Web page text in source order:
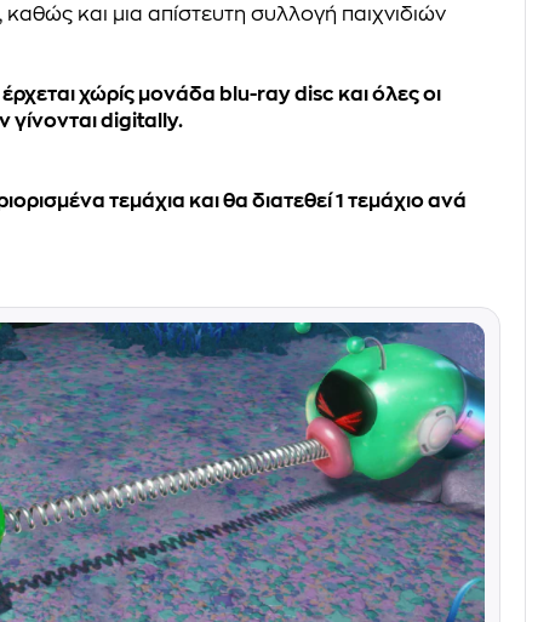
, καθώς και μια απίστευτη συλλογή παιχνιδιών
χώρίς μονάδα blu-ray disc και όλες οι
γίνονται digitally.
τεμάχια και θα διατεθεί 1 τεμάχιο ανά